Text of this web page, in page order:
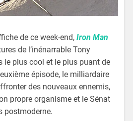
de ce week-end, Iron Man
de l’inénarrable Tony
le plus cool et le plus puant de
épisode, le milliardaire
des nouveaux ennemis,
propre organisme et le Sénat
postmoderne.